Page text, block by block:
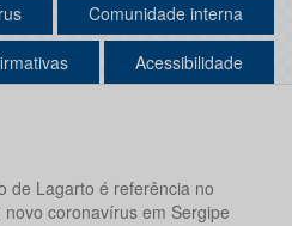
Comunidade interna
Acessibilidade
de Lagarto é referência no
coronavírus em Sergipe